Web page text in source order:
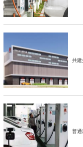
共
普